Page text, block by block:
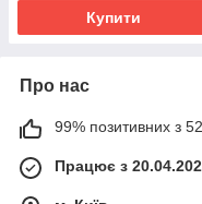
Купити
Про нас
99% позитивних з
Працює з